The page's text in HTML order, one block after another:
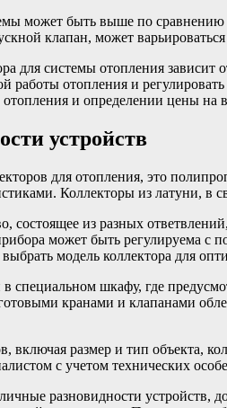
может быть выше по
клапан, может
для системы отопления
работы отопления и
и определении цены на
устройств
для отопления, это
Коллекторы из латуни, в
состоящее из разных
может быть регулируема
модель коллектора для
специальном шкафу, где
кранами и клапанами
включая размер и тип объекта,
с учетом технических
разновидности